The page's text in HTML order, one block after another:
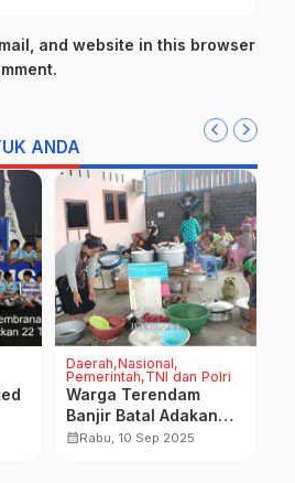
and website in this browser
ANDA
Daerah Nasional
Pemerintah Pendidikan
Mekepung Lampit
2025, Ajang
Pelestarian Atraksi
calendar_monthMinggu, 23 Nov 2025